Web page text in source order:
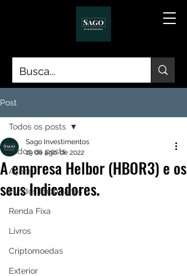
Post
Todos os posts
Ações
Fundos Imobiliários
Renda Fixa
Livros
Criptomoedas
Exterior
Todos os posts
A empresa Helbor (HBOR3) e os
seus Indicadores.
Sago Investimentos
19 de ago. de 2022